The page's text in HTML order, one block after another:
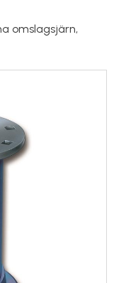
s
omslagsjärn,